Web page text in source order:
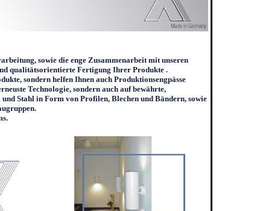
sowie die enge Zusammenarbeit mit unseren
qualitätsorientierte Fertigung Ihrer Produkte .
sondern helfen Ihnen auch Produktionsengpässe
Technologie, sondern auch auf bewährte,
Stahl in Form von Profilen, Blechen und Bändern, sowie